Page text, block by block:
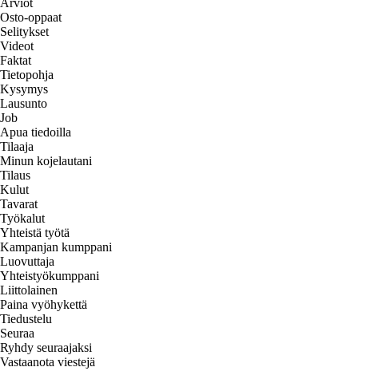
Arviot
Osto-oppaat
Selitykset
Videot
Faktat
Tietopohja
Kysymys
Lausunto
Job
Apua tiedoilla
Tilaaja
Minun kojelautani
Tilaus
Kulut
Tavarat
Työkalut
Yhteistä työtä
Kampanjan kumppani
Luovuttaja
Yhteistyökumppani
Liittolainen
Paina vyöhykettä
Tiedustelu
Seuraa
Ryhdy seuraajaksi
Vastaanota viestejä